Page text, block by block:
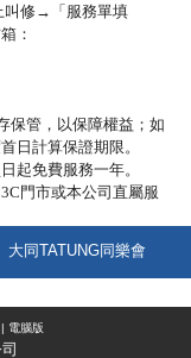
叫修→「服務單填
：
保管，以保障權益；如
日計算保證期限。
起免費服務一年。
門市或本公司直屬服
大同TATUNG同樂會
| 電腦版